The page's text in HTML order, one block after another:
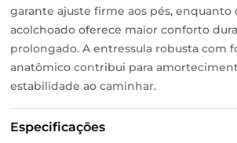
garante ajuste firme aos pés, enquanto
acolchoado oferece maior conforto
prolongado. A entressula robusta com
anatômico contribui para
estabilidade ao caminhar.
Especificações